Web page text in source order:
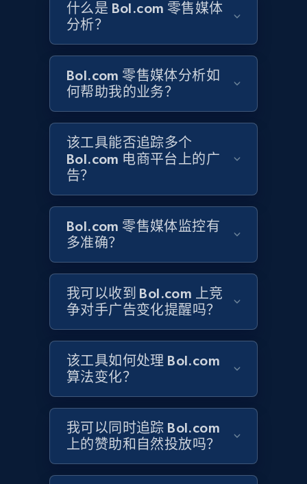
URL, Product id, Listing inventory id, Title, Rating,
Reviews count shop, Reviews count item, Initial
price, and more.
1.9K+ 323+ 立即开始
Amazon products search
Asin, URL, Name, Sponsored, Initial price, Final
price, Currency, Sold, and more.
Target
URL, Product id, Title, Product description,
Rating, Reviews count, Initial price, Discount,
and more.
1.3K+ 176+ 立即开始
Target - Gather data on products using
specified keywords
URL, Product id, Title, Product description,
什么是 Bol.com 零售媒体
分析？
Bol.com 零售媒体分析如
何帮助我的业务？
该工具能否追踪多个
Bol.com 电商平台上的广
告？
Bol.com 零售媒体监控有
多准确？
我可以收到 Bol.com 上竞
争对手广告变化提醒吗？
该工具如何处理 Bol.com
算法变化？
我可以同时追踪 Bol.com
上的赞助和自然投放吗？